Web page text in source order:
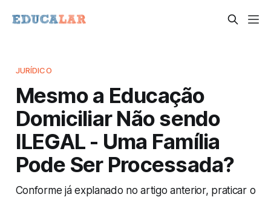
JURÍDICO
Mesmo a Educação
Domiciliar Não sendo
ILEGAL - Uma Família
Pode Ser Processada?
Conforme já explanado no artigo anterior, praticar o